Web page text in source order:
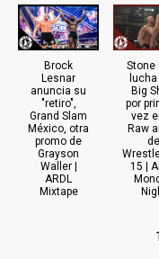
Brock
Lesnar
anuncia su
"retiro",
Grand Slam
México, otra
promo de
Grayson
Waller |
ARDL
Mixtape
Stone
Big
por
vez
Raw
de
15 |
1